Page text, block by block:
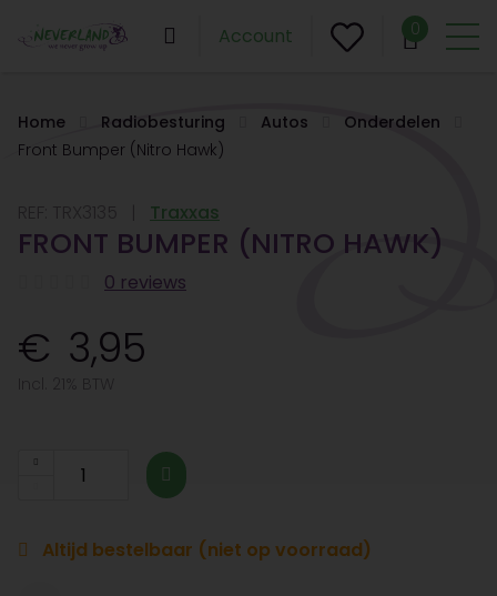
Account 0
Home Radiobesturing Autos
Onderdelen
Front Bumper (Nitro Hawk)
Traxxas
FRONT BUMPER (NITRO HAWK)
0 reviews
3,95
Altijd bestelbaar (niet op voorraad)